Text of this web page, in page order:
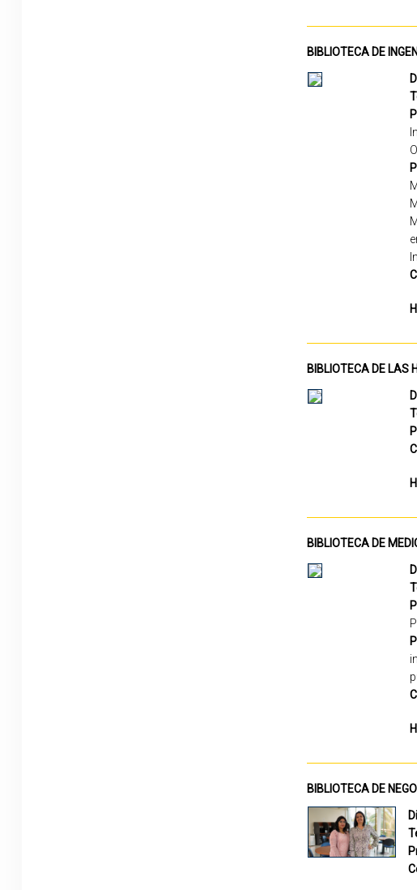
BIBLIOTECA DE
BIBLIOTECA DE LAS
BIBLIOTECA DE
BIBLIOTECA DE